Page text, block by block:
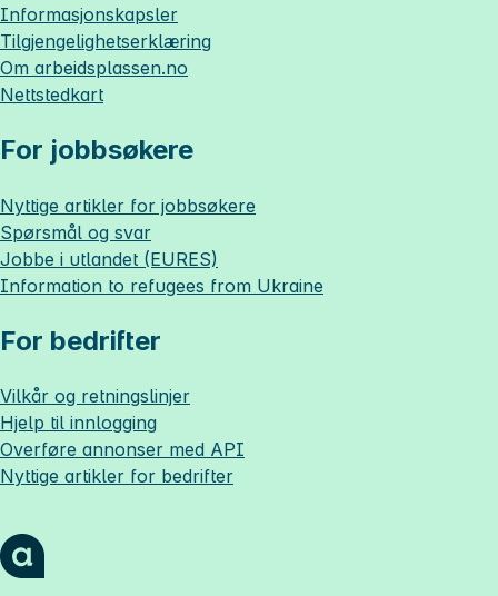
Informasjonskapsler
Tilgjengelighetserklæring
Om arbeidsplassen.no
Nettstedkart
For jobbsøkere
Nyttige artikler for jobbsøkere
Spørsmål og svar
Jobbe i utlandet (EURES)
Information to refugees from Ukraine
For bedrifter
Vilkår og retningslinjer
Hjelp til innlogging
Overføre annonser med API
Nyttige artikler for bedrifter